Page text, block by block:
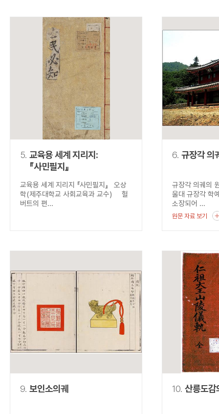
5. 교육용 세계 지리지:
『사민필지』
교육용 세계 지리지 『사민필지』 오상
학(제주대학교 사회교육과 교수) 헐
버트의 편...
6. 규장각 의
규장각 의궤의
울대 규장각 학
소장되어 ...
원문 자료 보기
9. 보인소의궤 10. 산릉도감